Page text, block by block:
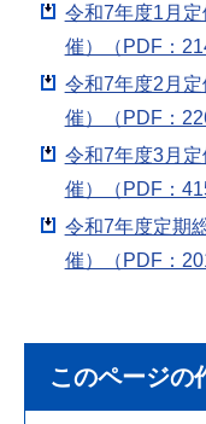
令和7年度1月
催）（PDF：
令和7年度2月
催）（PDF：
令和7年度3月
催）（PDF：
令和7年度定期
催）（PDF：
このページの